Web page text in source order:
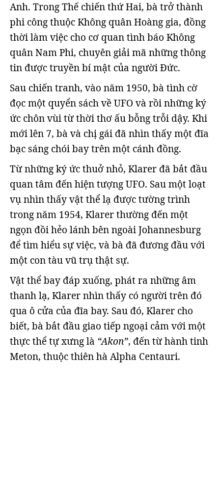
Anh. Trong Thế chiến thứ Hai, bà trở thành
phi công thuộc Không quân Hoàng gia, đồng
thời làm việc cho cơ quan tình báo Không
quân Nam Phi, chuyên giải mã những thông
tin được truyền bí mật của người Đức.
Sau chiến tranh, vào năm 1950, bà tình cờ
đọc một quyển sách về UFO và rồi những ký
ức chôn vùi từ thời thơ ấu bỗng trỗi dậy. Khi
mới lên 7, bà và chị gái đã nhìn thấy một đĩa
bạc sáng chói bay trên một cánh đồng.
Từ những ký ức thuở nhỏ, Klarer đã bắt đầu
quan tâm đến hiện tượng UFO. Sau một loạt
vụ nhìn thấy vật thể lạ được tường trình
trong năm 1954, Klarer thường đến một
ngọn đồi hẻo lánh bên ngoài Johannesburg
để tìm hiểu sự việc, và bà đã đương đầu với
một con tàu vũ trụ thật sự.
Vật thể bay đáp xuống, phát ra những âm
thanh lạ, Klarer nhìn thấy có người trên đó
qua ô cửa của đĩa bay. Sau đó, Klarer cho
biết, bà bắt đầu giao tiếp ngoại cảm với một
thực thể tự xưng là “Akon”, đến từ hành tinh
Meton, thuộc thiên hà Alpha Centauri.